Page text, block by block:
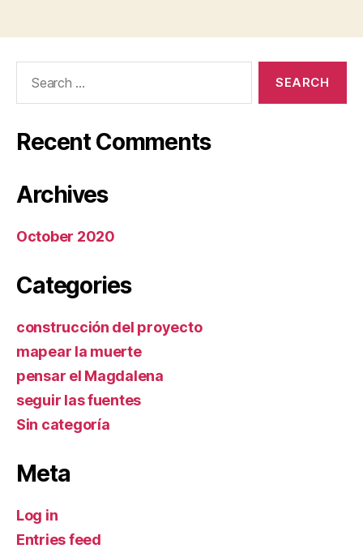
Recent Comments
Archives
October 2020
Categories
construcción del proyecto
mapear la muerte
pensar el Magdalena
seguir las fuentes
Sin categoría
Meta
Log in
Entries feed